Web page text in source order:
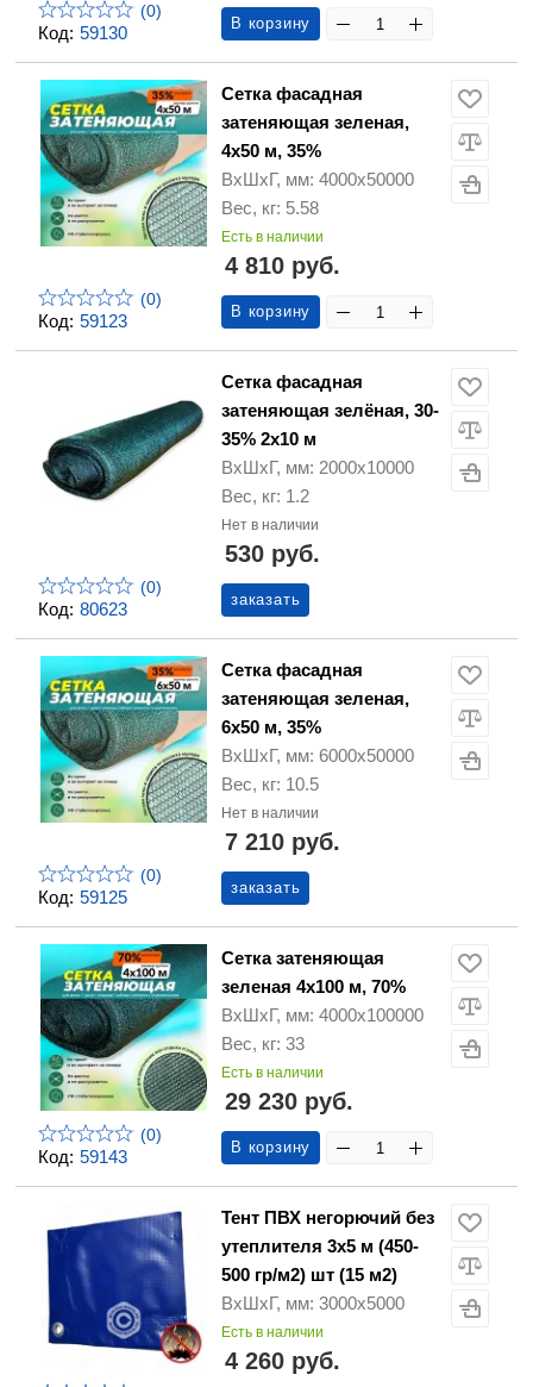
Код: 59130
(0)
В корзину
Код: 59123
(0)
Сетка фасадная
затеняющая зеленая,
4х50 м, 35%
ВхШхГ, мм: 4000х50000
Вес, кг: 5.58
Есть в наличии
4 810 руб.
В корзину
Код: 80623
(0)
Сетка фасадная
затеняющая зелёная, 30-
35% 2х10 м
ВхШхГ, мм: 2000х10000
Вес, кг: 1.2
Нет в наличии
530 руб.
заказать
Код: 59125
(0)
Сетка фасадная
затеняющая зеленая,
6х50 м, 35%
ВхШхГ, мм: 6000х50000
Вес, кг: 10.5
Нет в наличии
7 210 руб.
заказать
Код: 59143
(0)
Сетка затеняющая
зеленая 4х100 м, 70%
ВхШхГ, мм: 4000х100000
Вес, кг: 33
Есть в наличии
29 230 руб.
В корзину
Тент ПВХ негорючий без
утеплителя 3х5 м (450-
500 гр/м2) шт (15 м2)
ВхШхГ, мм: 3000х5000
Есть в наличии
4 260 руб.